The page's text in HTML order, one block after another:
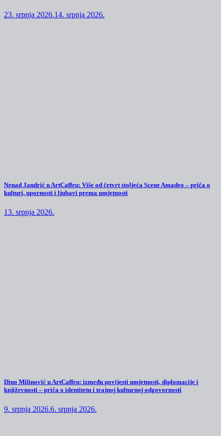
23. srpnja 2026.14. srpnja 2026.
Nenad Jandrić u ArtCaffeu: Više od četvrt stoljeća Scene Amadeo – priča o
kulturi, upornosti i ljubavi prema umjetnosti
13. srpnja 2026.
Dino Milinović u ArtCaffeu: između povijesti umjetnosti, diplomacije i
književnosti – priča o identitetu i trajnoj kulturnoj odgovornosti
9. srpnja 2026.6. srpnja 2026.